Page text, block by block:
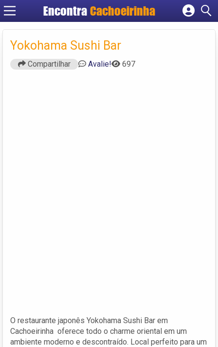
Encontra Cachoeirinha
Cadastrar empresa
Criar conta
Yokohama Sushi Bar
Compartilhar Avalie! 697
O restaurante japonês Yokohama Sushi Bar em
Cachoeirinha oferece todo o charme oriental em um
ambiente moderno e descontraído. Local perfeito para um